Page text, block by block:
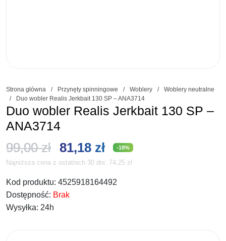
Strona główna / Przynęty spinningowe / Woblery /
Woblery neutralne
/
Duo wobler Realis Jerkbait 130 SP – ANA3714
Duo wobler Realis Jerkbait 130 SP –
ANA3714
99,00zł Pierwotna
cena
wynosiła:
81,18 złAktualna
cena
wynosi:
-18%
Najniższa cena z ostatnich 30 dni: 74,25 zł
Kod produktu: 4525918164492
Dostępność: Brak
Wysyłka: 24h